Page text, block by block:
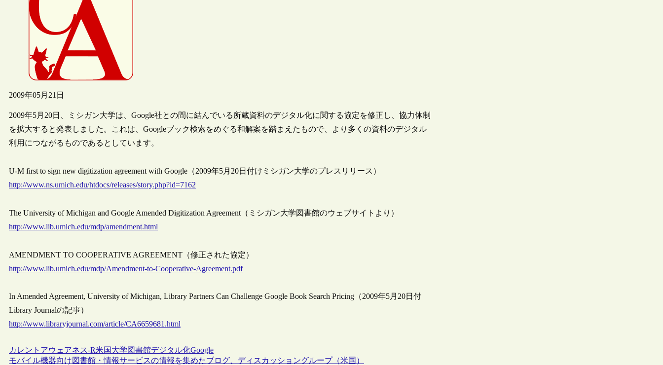
2009年05月21日
2009年5月20日、ミシガン大学は、Google社との間に結んでいる所蔵資料のデジタル化に関する協定を修正し、協力体制
を拡大すると発表しました。これは、Googleブック検索をめぐる和解案を踏まえたもので、より多くの資料のデジタル
利用につながるものであるとしています。
U-M first to sign new digitization agreement with Google（2009年5月20日付けミシガン大学のプレスリリース）
http://www.ns.umich.edu/htdocs/releases/story.php?id=7162
The University of Michigan and Google Amended Digitization Agreement（ミシガン大学図書館のウェブサイトより）
http://www.lib.umich.edu/mdp/amendment.html
AMENDMENT TO COOPERATIVE AGREEMENT（修正された協定）
http://www.lib.umich.edu/mdp/Amendment-to-Cooperative-Agreement.pdf
In Amended Agreement, University of Michigan, Library Partners Can Challenge Google Book Search Pricing（2009年5月20日付
Library Journalの記事）
http://www.libraryjournal.com/article/CA6659681.html
カレントアウェアネス-R米国 大学図書館デジタル化Google
モバイル機器向け図書館・情報サービスの情報を集めたブログ、ディスカッショングループ（米国）